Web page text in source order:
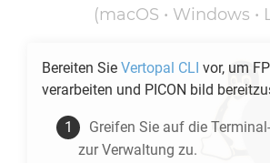
(macOS • Windows •
Bereiten Sie Vertopal CLI vor, um
verarbeiten und PICON bild
Greifen Sie auf die
zur Verwaltung zu.